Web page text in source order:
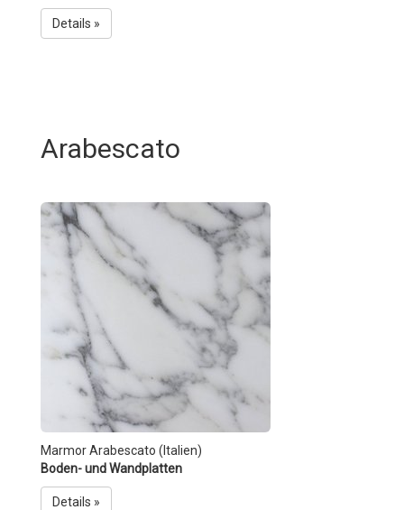
Details »
Arabescato
Marmor Arabescato (Italien)
Boden- und Wandplatten
Details »